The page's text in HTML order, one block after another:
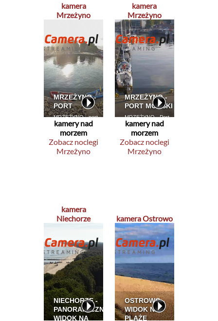
kamera
Mrzeżyno
kamery nad
morzem
Zobacz noclegi
Mrzeżyno
kamera
Mrzeżyno
kamery nad
morzem
Zobacz noclegi
Mrzeżyno
kamera
Niechorze
kamera Ostrowo